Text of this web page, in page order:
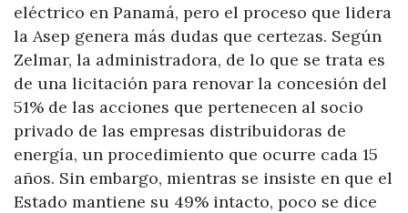
eléctrico en Panamá, pero el proceso que lidera
la Asep genera más dudas que certezas. Según
Zelmar, la administradora, de lo que se trata es
de una licitación para renovar la concesión del
51% de las acciones que pertenecen al socio
privado de las empresas distribuidoras de
energía, un procedimiento que ocurre cada 15
años. Sin embargo, mientras se insiste en que el
Estado mantiene su 49% intacto, poco se dice